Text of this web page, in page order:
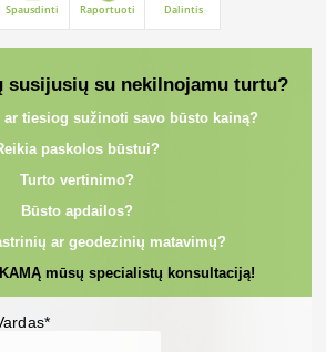
Spausdinti Raportuoti Dalintis
susijusių su nekilnojamu turtu?
ar tiesiog sužinoti savo būsto kainą?
paskolos būstui?
Turto vertinimo?
Būsto apdailos?
ar geodezinių matavimų?
mūsų specialistų konsultaciją!